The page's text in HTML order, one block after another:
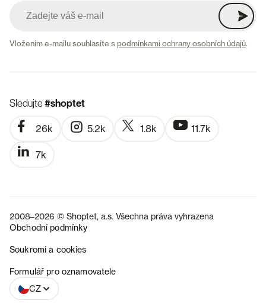
Vložením e-mailu souhlasíte spodmínkami ochrany osobních údajů.
Sledujte#shoptet
26k 5.2k 1.8k 11.7k
7k
2008–2026 © Shoptet, a.s. Všechna práva vyhrazena
Obchodní podmínky
Soukromí a cookies
Formulář pro oznamovatele
CZ